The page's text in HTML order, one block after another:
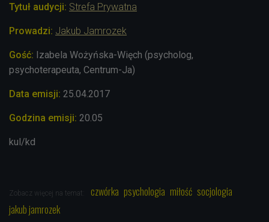
Tytuł audycji: Strefa Prywatna
Prowadzi: Jakub Jamrozek
Gość: Izabela Wożyńska-Więch (psycholog,
psychoterapeuta, Centrum-Ja)
Data emisji: 25.04.2017
Godzina emisji: 20.05
kul/kd
Zobacz więcej na temat: czwórka psychologia miłość socjologia
jakub jamrozek